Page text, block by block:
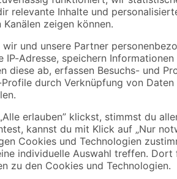
Brausegarnitur
chromfarben 150 cm
14, 99 € 8, 99 €
Mit der
kaltem und
zudem einen
optimal geeignet
Niederdruck- und